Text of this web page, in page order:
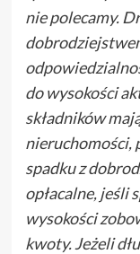
nie polecamy.
do wysokości
składników
nieruchomości,
spadku z
opłacalne, jeśli
wysokości
kwoty. Jeżeli